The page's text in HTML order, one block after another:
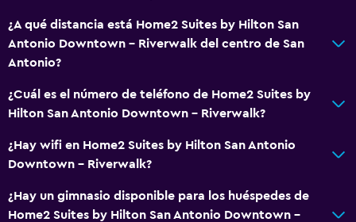
¿A qué distancia está Home2 Suites by Hilton San
Antonio Downtown - Riverwalk del centro de San
Antonio?
¿Cuál es el número de teléfono de Home2 Suites by
Hilton San Antonio Downtown - Riverwalk?
¿Hay wifi en Home2 Suites by Hilton San Antonio
Downtown - Riverwalk?
¿Hay un gimnasio disponible para los huéspedes de
Home2 Suites by Hilton San Antonio Downtown -